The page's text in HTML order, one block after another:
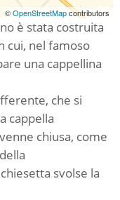
©OpenStreetMapcontributors
è stata costruita
cui, nel famoso
una cappellina
che si
cappella
chiusa, come
svolse la